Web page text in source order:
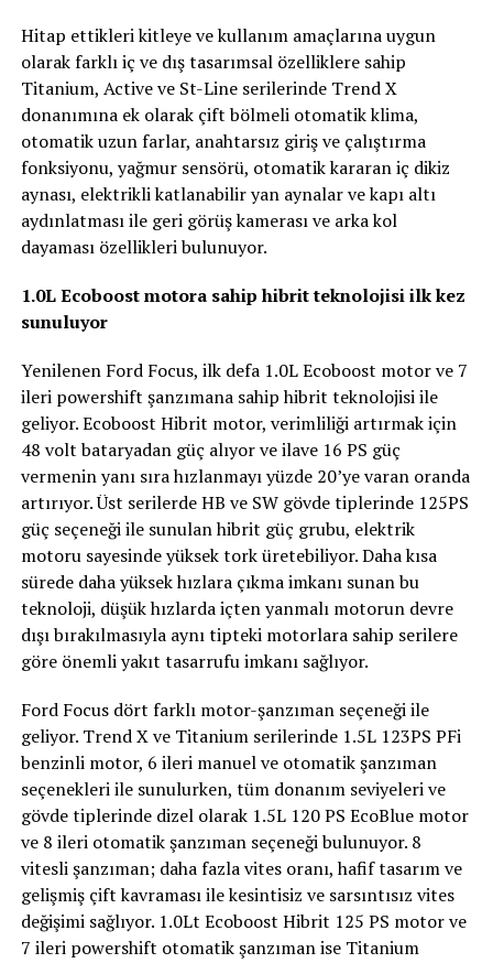
Hitap ettikleri kitleye ve kullanım amaçlarına uygun
olarak farklı iç ve dış tasarımsal özelliklere sahip
Titanium, Active ve St-Line serilerinde Trend X
donanımına ek olarak çift bölmeli otomatik klima,
otomatik uzun farlar, anahtarsız giriş ve çalıştırma
fonksiyonu, yağmur sensörü, otomatik kararan iç dikiz
aynası, elektrikli katlanabilir yan aynalar ve kapı altı
aydınlatması ile geri görüş kamerası ve arka kol
dayaması özellikleri bulunuyor.
1.0L Ecoboost motora sahip hibrit teknolojisi ilk kez
sunuluyor
Yenilenen Ford Focus, ilk defa 1.0L Ecoboost motor ve 7
ileri powershift şanzımana sahip hibrit teknolojisi ile
geliyor. Ecoboost Hibrit motor, verimliliği artırmak için
48 volt bataryadan güç alıyor ve ilave 16 PS güç
vermenin yanı sıra hızlanmayı yüzde 20’ye varan oranda
artırıyor. Üst serilerde HB ve SW gövde tiplerinde 125PS
güç seçeneği ile sunulan hibrit güç grubu, elektrik
motoru sayesinde yüksek tork üretebiliyor. Daha kısa
sürede daha yüksek hızlara çıkma imkanı sunan bu
teknoloji, düşük hızlarda içten yanmalı motorun devre
dışı bırakılmasıyla aynı tipteki motorlara sahip serilere
göre önemli yakıt tasarrufu imkanı sağlıyor.
Ford Focus dört farklı motor-şanzıman seçeneği ile
geliyor. Trend X ve Titanium serilerinde 1.5L 123PS PFi
benzinli motor, 6 ileri manuel ve otomatik şanzıman
seçenekleri ile sunulurken, tüm donanım seviyeleri ve
gövde tiplerinde dizel olarak 1.5L 120 PS EcoBlue motor
ve 8 ileri otomatik şanzıman seçeneği bulunuyor. 8
vitesli şanzıman; daha fazla vites oranı, hafif tasarım ve
gelişmiş çift kavraması ile kesintisiz ve sarsıntısız vites
değişimi sağlıyor. 1.0Lt Ecoboost Hibrit 125 PS motor ve
7 ileri powershift otomatik şanzıman ise Titanium